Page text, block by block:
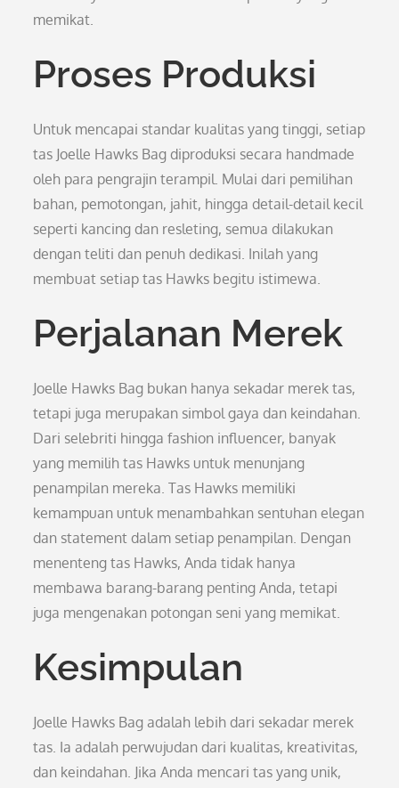
memikat.
Proses Produksi
Untuk mencapai standar kualitas yang tinggi, setiap
tas Joelle Hawks Bag diproduksi secara handmade
oleh para pengrajin terampil. Mulai dari pemilihan
bahan, pemotongan, jahit, hingga detail-detail kecil
seperti kancing dan resleting, semua dilakukan
dengan teliti dan penuh dedikasi. Inilah yang
membuat setiap tas Hawks begitu istimewa.
Perjalanan Merek
Joelle Hawks Bag bukan hanya sekadar merek tas,
tetapi juga merupakan simbol gaya dan keindahan.
Dari selebriti hingga fashion influencer, banyak
yang memilih tas Hawks untuk menunjang
penampilan mereka. Tas Hawks memiliki
kemampuan untuk menambahkan sentuhan elegan
dan statement dalam setiap penampilan. Dengan
menenteng tas Hawks, Anda tidak hanya
membawa barang-barang penting Anda, tetapi
juga mengenakan potongan seni yang memikat.
Kesimpulan
Joelle Hawks Bag adalah lebih dari sekadar merek
tas. Ia adalah perwujudan dari kualitas, kreativitas,
dan keindahan. Jika Anda mencari tas yang unik,